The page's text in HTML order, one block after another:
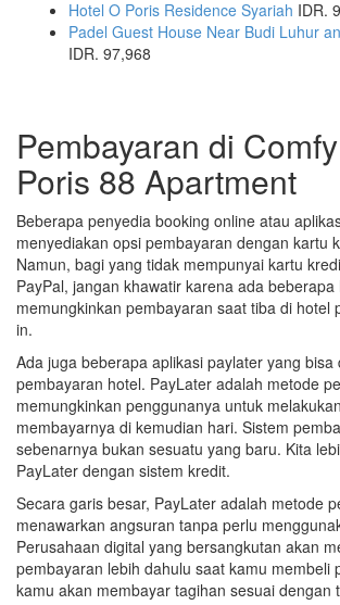
Hotel O Poris Residence Syariah IDR.
Padel Guest House Near Budi Luhur
IDR. 97,968
Pembayaran di
Poris 88 Apartment
Beberapa penyedia booking online atau
menyediakan opsi pembayaran dengan kartu
Namun, bagi yang tidak mempunyai kartu
PayPal, jangan khawatir karena ada beberapa
memungkinkan pembayaran saat tiba di hotel
in.
Ada juga beberapa aplikasi paylater yang bisa
pembayaran hotel. PayLater adalah metode
memungkinkan penggunanya untuk
membayarnya di kemudian hari. Sistem
sebenarnya bukan sesuatu yang baru. Kita
PayLater dengan sistem kredit.
Secara garis besar, PayLater adalah metode
menawarkan angsuran tanpa perlu
Perusahaan digital yang bersangkutan akan
pembayaran lebih dahulu saat kamu membeli
kamu akan membayar tagihan sesuai dengan